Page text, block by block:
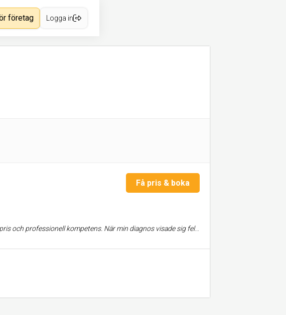
företag Logga in
Få pris & boka
sig felaktig beställde de genast nya reservdelar och genomförde reparationen snabbt (eftersatt ha fått mitt godkännande, förstås).